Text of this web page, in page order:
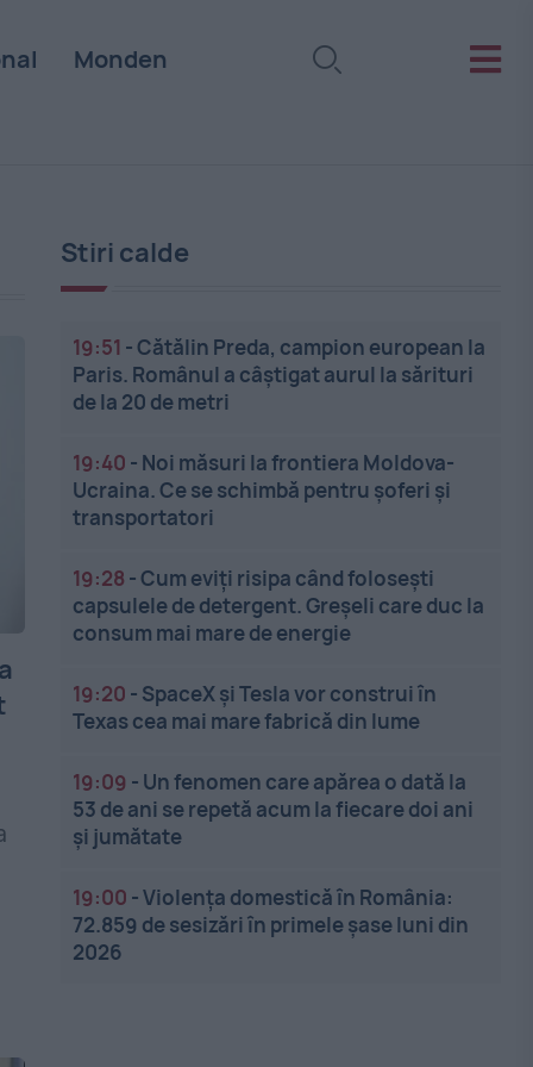
Monden
Stiri calde
19:51 -Cătălin Preda, campion european la
Paris. Românul a câștigat aurul la sărituri
de la 20 de metri
19:40 - Noi măsuri la frontiera Moldova-
Ucraina. Ce se schimbă pentru șoferi și
transportatori
19:28 -Cum eviți risipa când folosești
capsulele de detergent. Greșeli care duc la
consum mai mare de energie
19:20 - SpaceX și Tesla vor construi în
Texas cea mai mare fabrică din lume
19:09 - Un fenomen care apărea o dată la
53 de ani se repetă acum la fiecare doi ani
și jumătate
19:00 -Violența domestică în România:
72.859 de sesizări în primele șase luni din
2026